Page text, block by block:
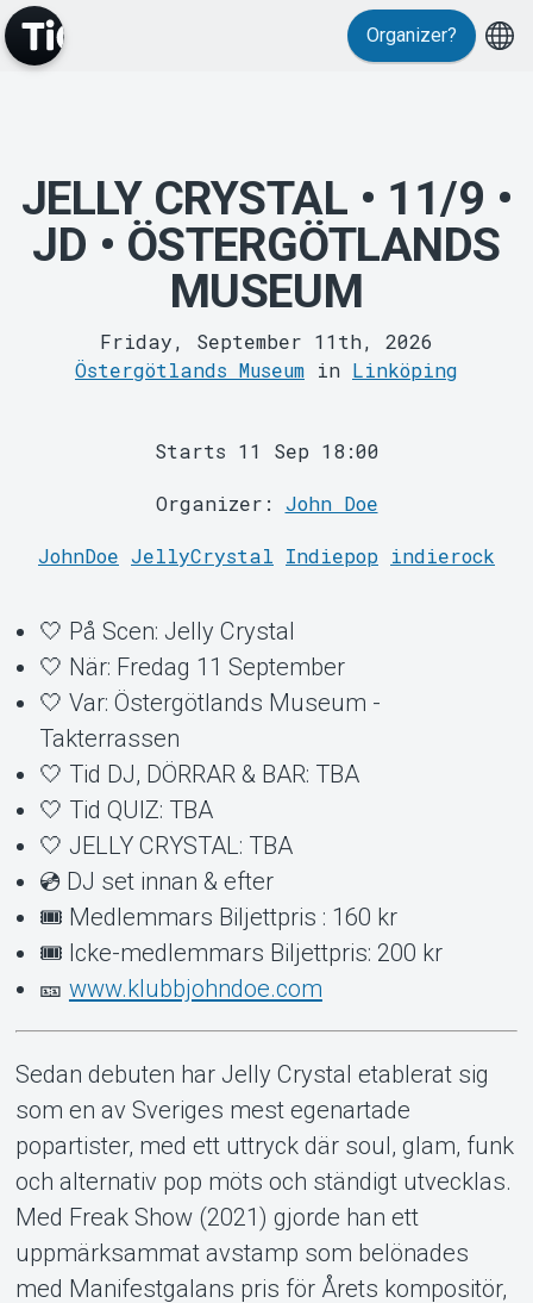
MyTickster
About Tickster
Organizer?
JELLY CRYSTAL • 11/9 •
JD • ÖSTERGÖTLANDS
MUSEUM
Friday, September 11th, 2026
Östergötlands Museum in Linköping
Starts 11 Sep 18:00
Organizer: John Doe
JohnDoe JellyCrystal Indiepop indierock
🤍 På Scen: Jelly Crystal
🤍 När: Fredag 11 September
🤍 Var: Östergötlands Museum -
Takterrassen
🤍 Tid DJ, DÖRRAR & BAR: TBA
🤍 Tid QUIZ: TBA
🤍 JELLY CRYSTAL: TBA
💿 DJ set innan & efter
🎟 Medlemmars Biljettpris : 160 kr
🎟 Icke-medlemmars Biljettpris: 200 kr
🎫 www.klubbjohndoe.com
Sedan debuten har Jelly Crystal etablerat sig
som en av Sveriges mest egenartade
popartister, med ett uttryck där soul, glam, funk
och alternativ pop möts och ständigt utvecklas.
Med Freak Show (2021) gjorde han ett
uppmärksammat avstamp som belönades
med Manifestgalans pris för Årets kompositör,